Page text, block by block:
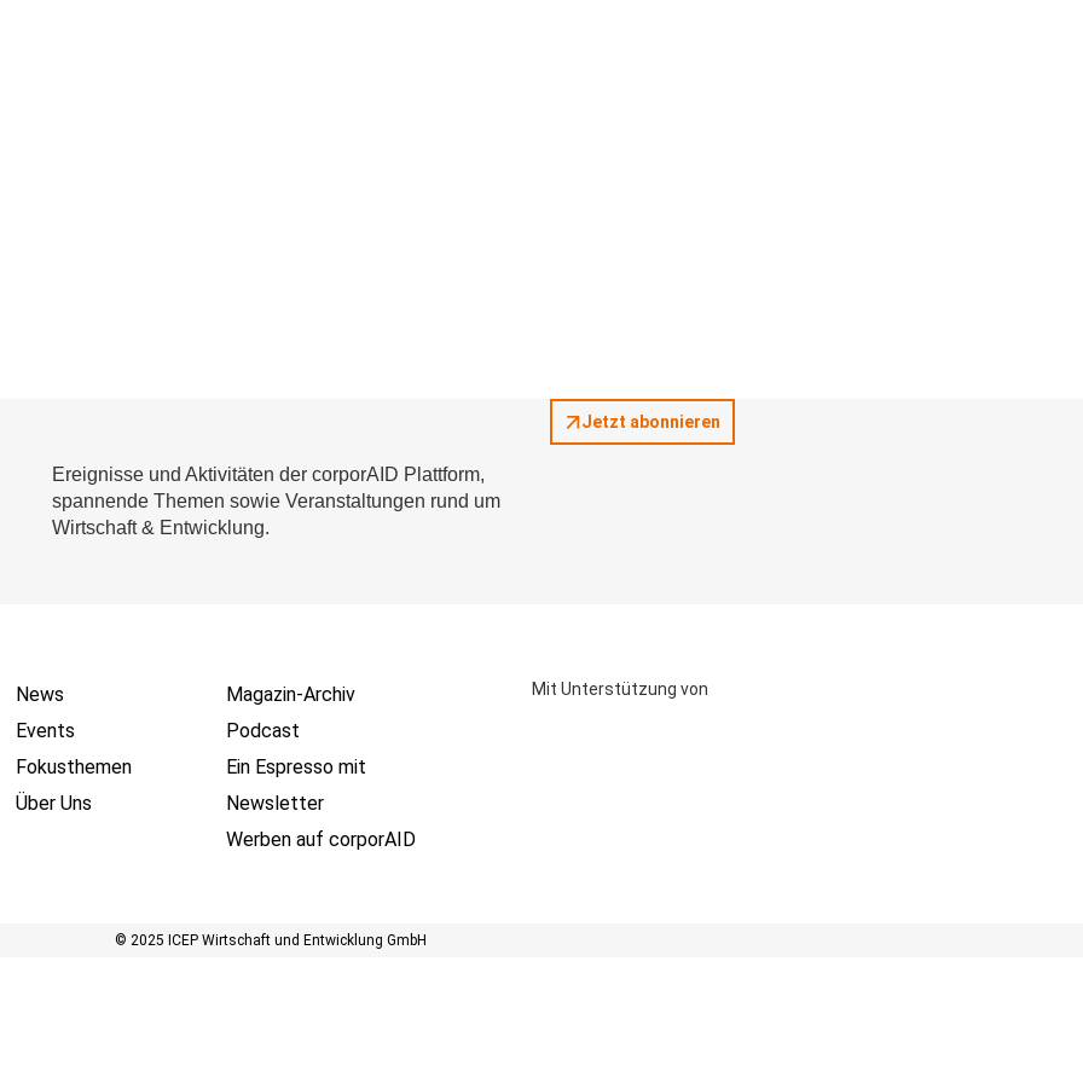
Ereignisse und Aktivitäten der corporAID Plattform,
spannende Themen sowie Veranstaltungen rund um
Wirtschaft & Entwicklung.
Jetzt abonnieren
News
Events
Fokusthemen
Über Uns
Magazin-Archiv
Podcast
Ein Espresso mit
Newsletter
Werben auf corporAID
Mit Unterstützung von
© 2025 ICEP Wirtschaft und Entwicklung GmbH